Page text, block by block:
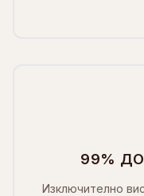
99%
Изключително